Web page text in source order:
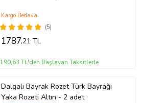
(5)
Kargo Bedava
1787,21 TL
190,63 TL'den Başlayan Taksitlerle
Dalgalı Bayrak Rozet Türk Bayrağı
Yaka Rozeti Altın - 2 adet